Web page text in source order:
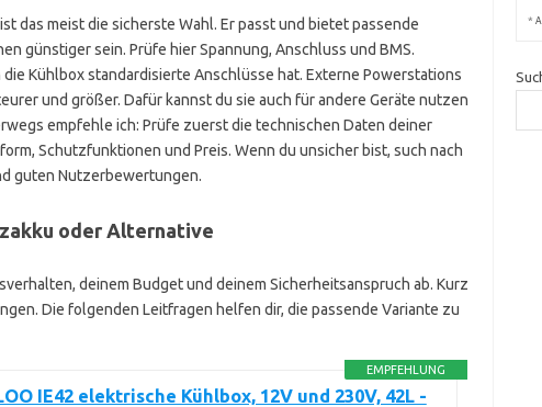
das meist die sicherste Wahl. Er passt und bietet passende
günstiger sein. Prüfe hier Spannung, Anschluss und BMS.
Kühlbox standardisierte Anschlüsse hat. Externe Powerstations
und größer. Dafür kannst du sie auch für andere Geräte nutzen
empfehle ich: Prüfe zuerst die technischen Daten deiner
Schutzfunktionen und Preis. Wenn du unsicher bist, such nach
guten Nutzerbewertungen.
oder Alternative
deinem Budget und deinem Sicherheitsanspruch ab. Kurz
Die folgenden Leitfragen helfen dir, die passende Variante zu
EMPFEHLUNG
IE42 elektrische Kühlbox, 12V und 230V, 42L -
*